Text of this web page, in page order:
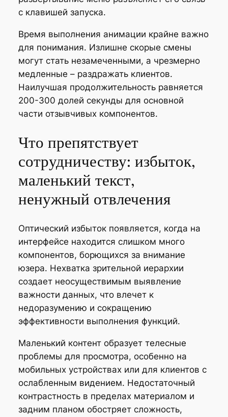
с клавишей запуска.
Время выполнения анимации крайне важно
для понимания. Излишне скорые смены
могут стать незамеченными, а чрезмерно
медленные – раздражать клиентов.
Наилучшая продолжительность равняется
200-300 долей секунды для основной
части отзывчивых компонентов.
Что препятствует
сотрудничеству: избыток,
маленький текст,
ненужный отвлечения
Оптический избыток появляется, когда на
интерфейсе находится слишком много
компонентов, борющихся за внимание
юзера. Нехватка зрительной иерархии
создает неосуществимым выявление
важности данных, что влечет к
недоразумению и сокращению
эффективности выполнения функций.
Маленький контент образует телесные
проблемы для просмотра, особенно на
мобильных устройствах или для клиентов с
ослабленным видением. Недостаточный
контрастность в пределах материалом и
задним планом обостряет сложность,